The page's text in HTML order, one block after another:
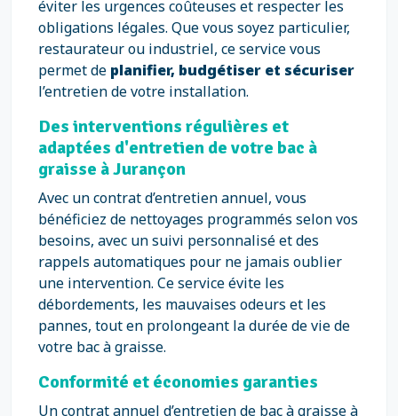
éviter les urgences coûteuses et respecter les
obligations légales. Que vous soyez particulier,
restaurateur ou industriel, ce service vous
permet de planifier, budgétiser et sécuriser
l’entretien de votre installation.
Des interventions régulières et
adaptées d'entretien de votre bac à
graisse à Jurançon
Avec un contrat d’entretien annuel, vous
bénéficiez de nettoyages programmés selon vos
besoins, avec un suivi personnalisé et des
rappels automatiques pour ne jamais oublier
une intervention. Ce service évite les
débordements, les mauvaises odeurs et les
pannes, tout en prolongeant la durée de vie de
votre bac à graisse.
Conformité et économies garanties
Un contrat annuel d’entretien de bac à graisse à